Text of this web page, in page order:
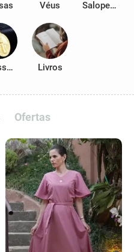
Véus Salopetes
Acessórios Livros
Ofertas